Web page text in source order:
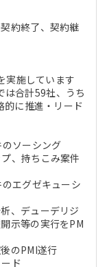
約終了、契約継
実施しています
は合計59社、うち
に推進・リード
ソーシング
、持ちこみ案件
エグゼキューシ
、デューデリジ
示等の実行をPM
のPMI遂行
ド